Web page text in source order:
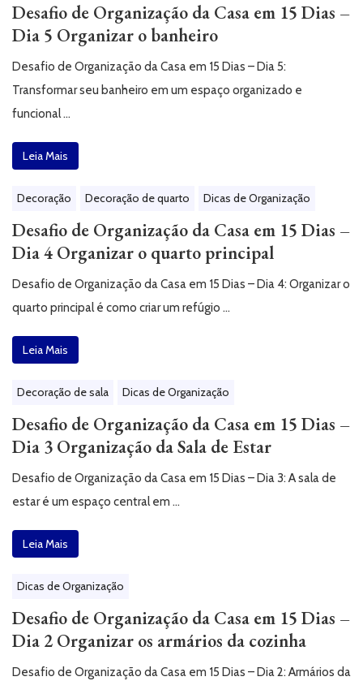
Desafio de Organização da Casa em 15 Dias –
Dia 5 Organizar o banheiro
Desafio de Organização da Casa em 15 Dias – Dia 5:
Transformar seu banheiro em um espaço organizado e
funcional …
Leia Mais
Decoração Decoração de quarto Dicas de Organização
Desafio de Organização da Casa em 15 Dias –
Dia 4 Organizar o quarto principal
Desafio de Organização da Casa em 15 Dias – Dia 4: Organizar o
quarto principal é como criar um refúgio …
Leia Mais
Decoração de sala Dicas de Organização
Desafio de Organização da Casa em 15 Dias –
Dia 3 Organização da Sala de Estar
Desafio de Organização da Casa em 15 Dias – Dia 3: A sala de
estar é um espaço central em …
Leia Mais
Dicas de Organização
Desafio de Organização da Casa em 15 Dias –
Dia 2 Organizar os armários da cozinha
Desafio de Organização da Casa em 15 Dias – Dia 2: Armários da